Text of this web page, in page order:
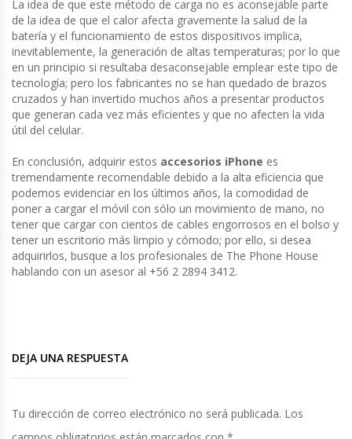
La idea de que este método de carga no es aconsejable parte
de la idea de que el calor afecta gravemente la salud de la
batería y el funcionamiento de estos dispositivos implica,
inevitablemente, la generación de altas temperaturas; por lo que
en un principio si resultaba desaconsejable emplear este tipo de
tecnología; pero los fabricantes no se han quedado de brazos
cruzados y han invertido muchos años a presentar productos
que generan cada vez más eficientes y que no afecten la vida
útil del celular.
En conclusión, adquirir estos accesorios iPhone es
tremendamente recomendable debido a la alta eficiencia que
podemos evidenciar en los últimos años, la comodidad de
poner a cargar el móvil con sólo un movimiento de mano, no
tener que cargar con cientos de cables engorrosos en el bolso y
tener un escritorio más limpio y cómodo; por ello, si desea
adquirirlos, busque a los profesionales de The Phone House
hablando con un asesor al +56 2 2894 3412.
DEJA UNA RESPUESTA
Tu dirección de correo electrónico no será publicada. Los